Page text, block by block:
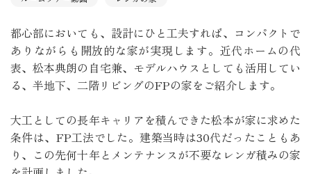
都心部においても、設計にひと工夫すれば、コンパクトで
ありながらも開放的な家が実現します。近代ホームの代
表、松本典朗の自宅兼、モデルハウスとしても活用してい
る、半地下、二階リビングのFPの家をご紹介します。
大工としての長年キャリアを積んできた松本が家に求めた
条件は、FP工法でした。建築当時は30代だったこともあ
り、この先何十年とメンテナンスが不要なレンガ積みの家